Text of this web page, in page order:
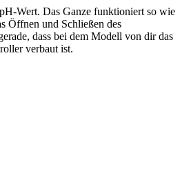
Wert. Das Ganze funktioniert so wie
Öffnen und Schließen des
dass bei dem Modell von dir das
verbaut ist.